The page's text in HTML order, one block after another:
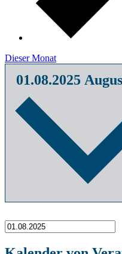
Dieser Monat
01.08.2025